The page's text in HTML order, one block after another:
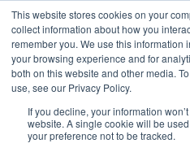
This website stores cookies on your
collect information about how you
remember you. We use this information
your browsing experience and for
both on this website and other media.
use, see our Privacy Policy.
If you decline, your information
website. A single cookie will be
your preference not to be tracked.